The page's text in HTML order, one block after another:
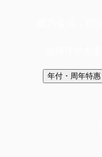
年付・周年特惠